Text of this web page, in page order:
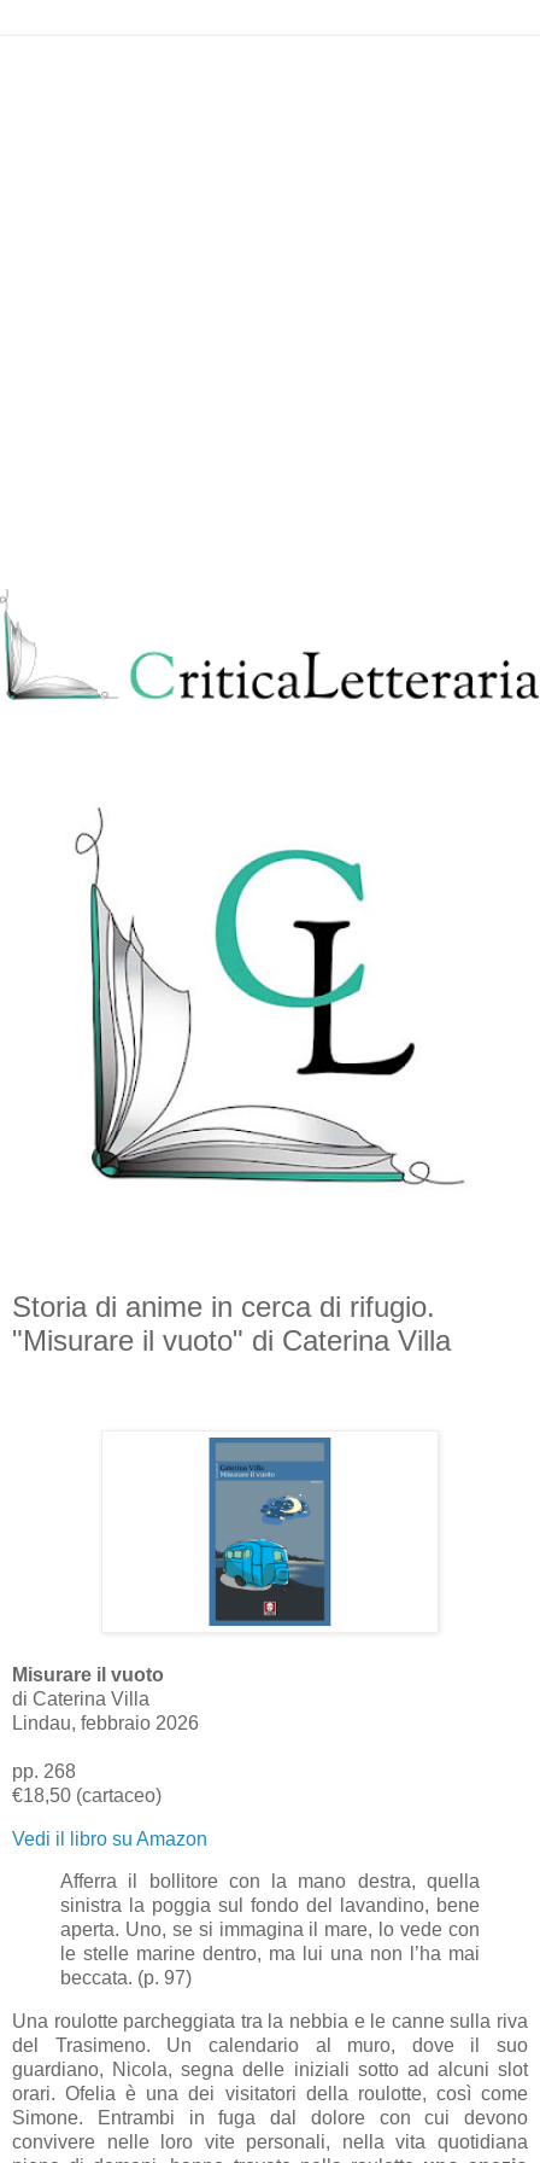
Storia di anime in cerca di rifugio.
"Misurare il vuoto" di Caterina Villa
Misurare il vuoto
di Caterina Villa
Lindau, febbraio 2026
pp. 268
€18,50 (cartaceo)
Vedi il libro su Amazon
Afferra il bollitore con la mano destra, quella
sinistra la poggia sul fondo del lavandino, bene
aperta. Uno, se si immagina il mare, lo vede con
le stelle marine dentro, ma lui una non l’ha mai
beccata. (p. 97)
Una roulotte parcheggiata tra la nebbia e le canne sulla riva
del Trasimeno. Un calendario al muro, dove il suo
guardiano, Nicola, segna delle iniziali sotto ad alcuni slot
orari. Ofelia è una dei visitatori della roulotte, così come
Simone. Entrambi in fuga dal dolore con cui devono
convivere nelle loro vite personali, nella vita quotidiana